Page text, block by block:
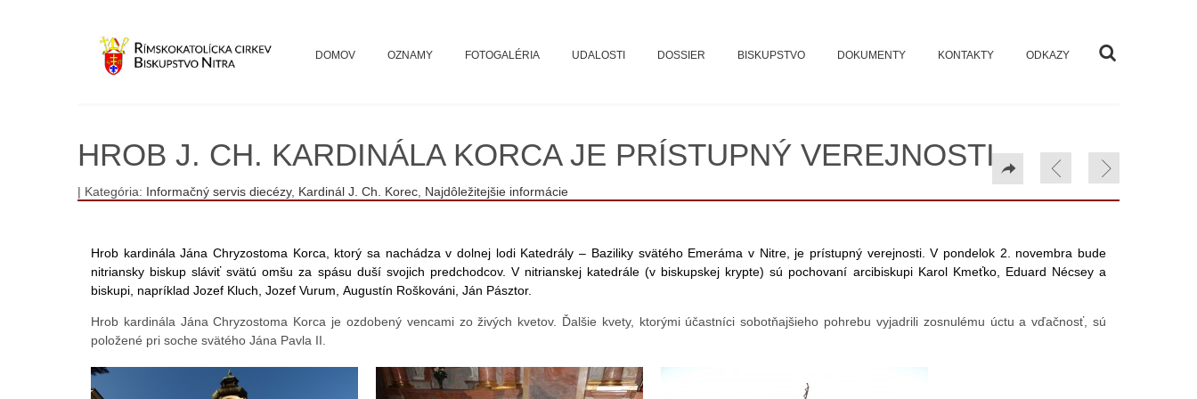
DOMOV OZNAMY FOTOGALÉRIA UDALOSTI DOSSIER BISKUPSTVO DOKUMENTY KONTAKTY ODKAZY
HROB J. CH. KARDINÁLA KORCA JE PRÍSTUPNÝ VEREJNOSTI
| Kategória: Informačný servis diecézy, Kardinál J. Ch. Korec Najdôležitejšie informácie
Hrob kardinála Jána Chryzostoma Korca, ktorý sa nachádza v dolnej lodi Katedrály – Baziliky svätého Emeráma v Nitre, je prístupný verejnosti. V pondelok 2. novembra bude
nitriansky biskup sláviť svätú omšu za spásu duší svojich predchodcov. V nitrianskej katedrále (v biskupskej krypte) sú pochovaní arcibiskupi Karol Kmeťko, Eduard Nécsey a
biskupi, napríklad Jozef Kluch, Jozef Vurum, Augustín Roškováni, Ján Pásztor.
Hrob kardinála Jána Chryzostoma Korca je ozdobený vencami zo živých kvetov. Ďalšie kvety, ktorými účastníci sobotňajšieho pohrebu vyjadrili zosnulému úctu a vďačnosť, sú
položené pri soche svätého Jána Pavla II.